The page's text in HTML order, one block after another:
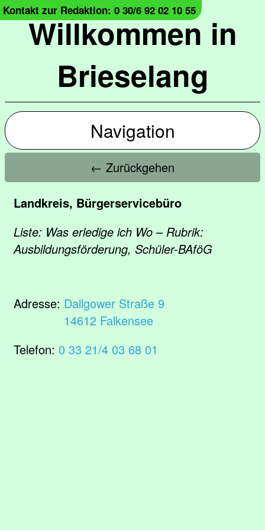
Willkommen in
Brieselang
Kontakt zur Redaktion: 0 30/6 92 02 10 55
Navigation
← Zurückgehen
Landkreis, Bürgerservicebüro
Liste: Was erledige ich Wo – Rubrik:
Ausbildungsförderung, Schüler-BAföG
Adresse: Dallgower Straße 9
14612 Falkensee
Telefon: 0 33 21/4 03 68 01